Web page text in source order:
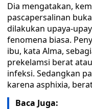
Dia mengatakan,
pascapersalinan
dilakukan upaya-
fenomena biasa.
ibu, kata Alma,
prekelamsi berat
infeksi. Sedangkan
karena asphixia,
Baca Juga: